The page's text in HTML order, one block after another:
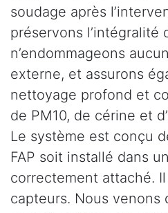
soudage après
préservons l’intégralité
n’endommageons
externe, et assurons
nettoyage profond et
de PM10, de cérine et
Le système est conçu
FAP soit installé dans
correctement attaché.
capteurs. Nous venons